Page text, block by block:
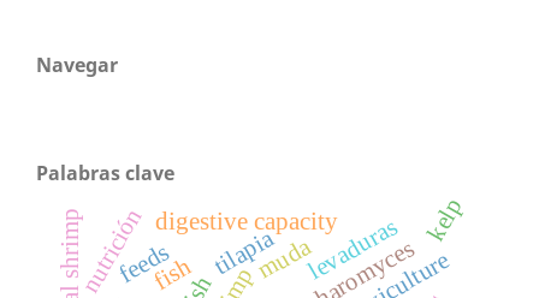
Navegar
Palabras clave
fish tilapia
digestive capacitylevaduras
feeds
nutrición muda
kelp